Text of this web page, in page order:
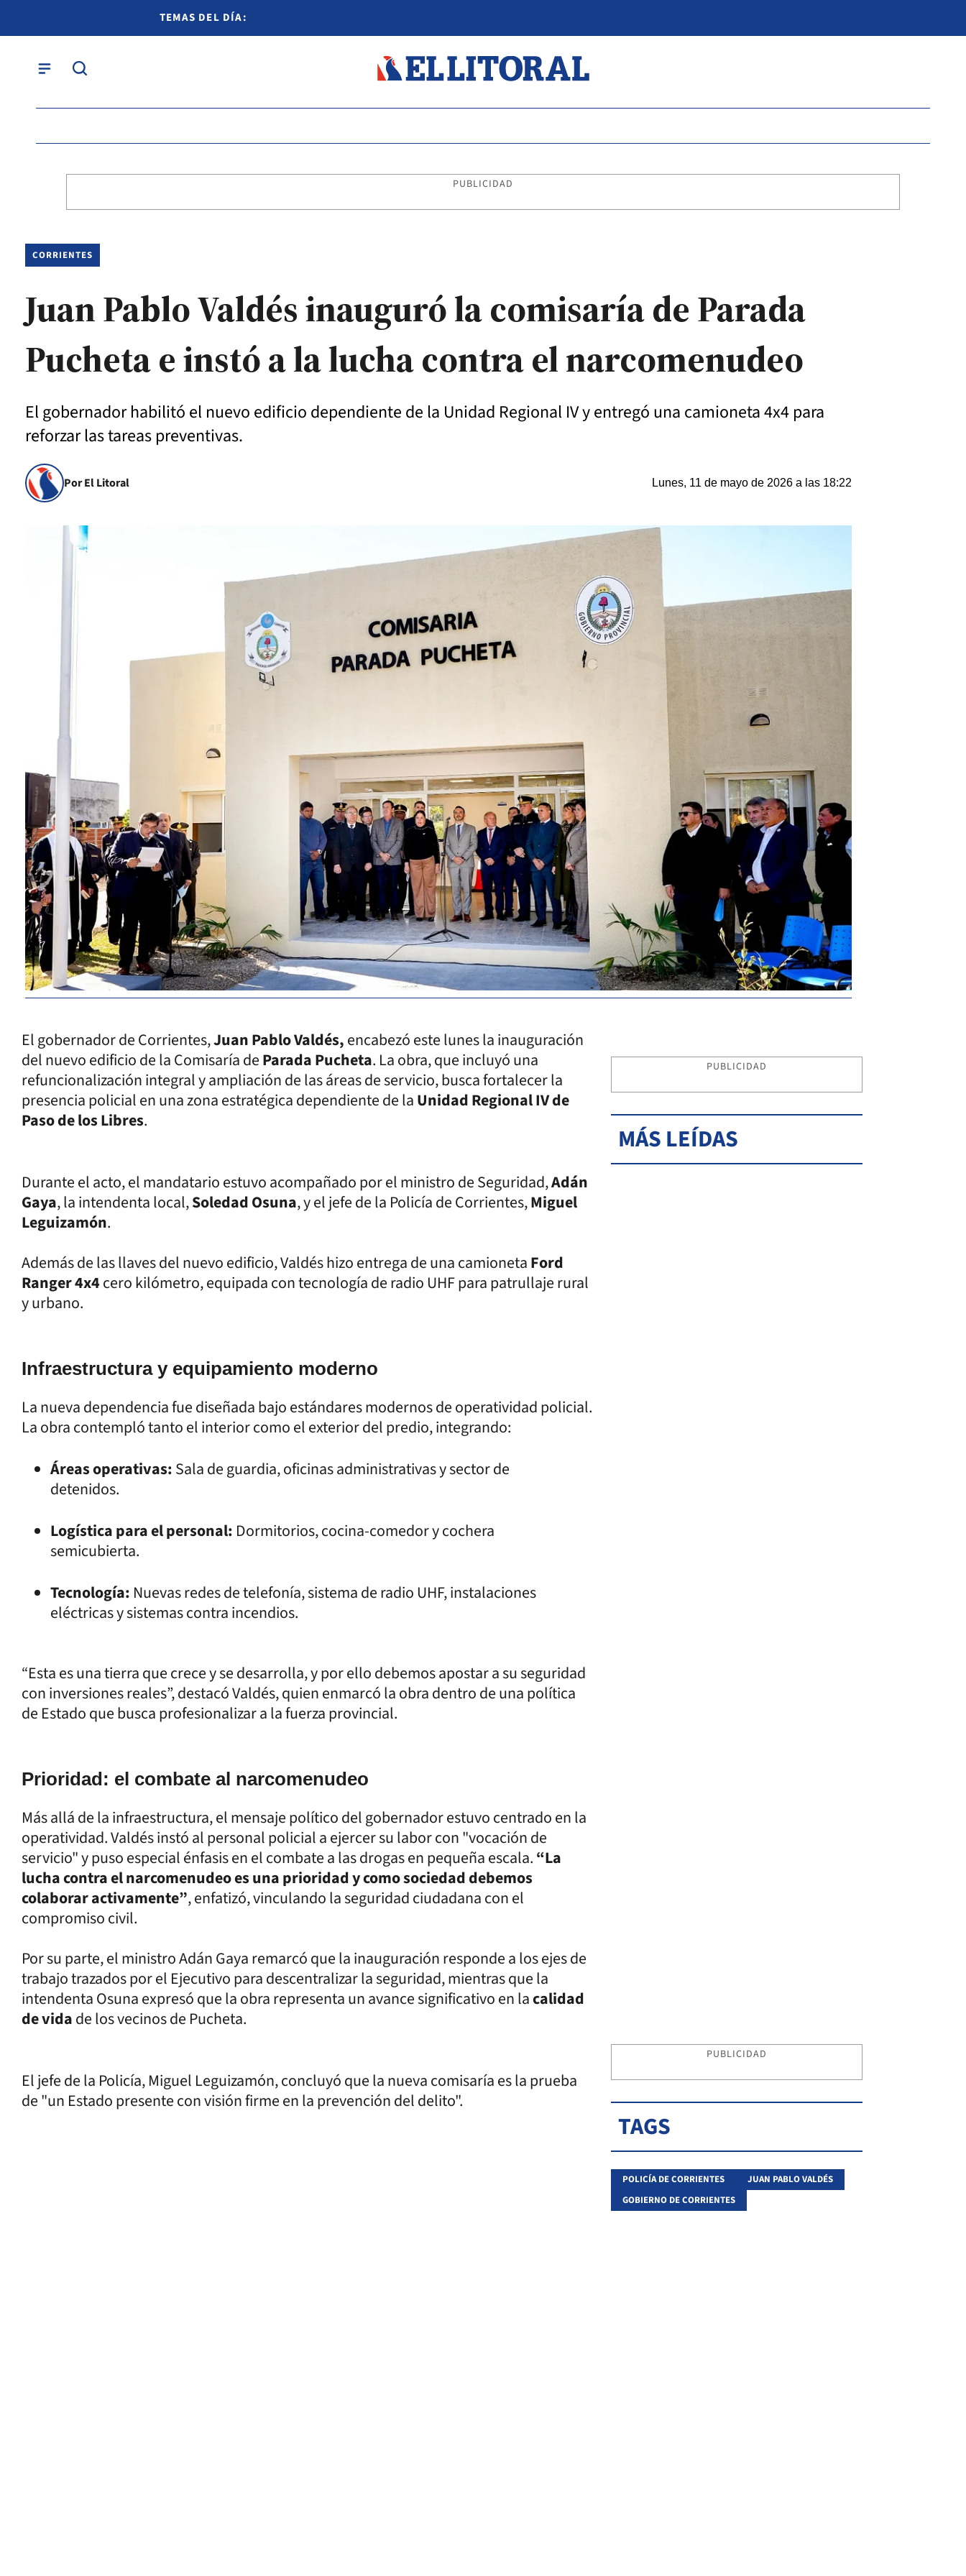
TEMAS DEL DÍA:
PUBLICIDAD
CORRIENTES
Juan Pablo Valdés inauguró la comisaría de Parada
Pucheta e instó a la lucha contra el narcomenudeo
El gobernador habilitó el nuevo edificio dependiente de la Unidad Regional IV y entregó una camioneta 4x4 para
reforzar las tareas preventivas.
Por El Litoral Lunes, 11 de mayo de 2026 a las 18:22
El gobernador de Corrientes,Juan Pablo Valdés,encabezó este lunes la inauguración
del nuevo edificio de la Comisaría deParada Pucheta. La obra, que incluyó una
refuncionalización integral y ampliación de las áreas de servicio, busca fortalecer la
presencia policial en una zona estratégica dependiente de laUnidad Regional IV de
Paso de los Libres.
Durante el acto, el mandatario estuvo acompañado por el ministro de Seguridad,Adán
Gaya, la intendenta local,Soledad Osuna, y el jefe de la Policía de Corrientes,Miguel
Leguizamón.
Además de las llaves del nuevo edificio, Valdés hizo entrega de una camionetaFord
Ranger 4x4cero kilómetro, equipada con tecnología de radio UHF para patrullaje rural
y urbano.
Infraestructura y equipamiento moderno
La nueva dependencia fue diseñada bajo estándares modernos de operatividad policial.
La obra contempló tanto el interior como el exterior del predio, integrando:
Áreas operativas:Sala de guardia, oficinas administrativas y sector de
detenidos.
Logística para el personal: Dormitorios, cocina-comedor y cochera
semicubierta.
Tecnología: Nuevas redes de telefonía, sistema de radio UHF, instalaciones
eléctricas y sistemas contra incendios.
“Esta es una tierra que crece y se desarrolla, y por ello debemos apostar a su seguridad
con inversiones reales”, destacó Valdés, quien enmarcó la obra dentro de una política
de Estado que busca profesionalizar a la fuerza provincial.
Prioridad: el combate al narcomenudeo
Más allá de la infraestructura, el mensaje político del gobernador estuvo centrado en la
operatividad. Valdés instó al personal policial a ejercer su labor con "vocación de
servicio" y puso especial énfasis en el combate a las drogas en pequeña escala.“La
lucha contra el narcomenudeo es una prioridad y como sociedad debemos
colaborar activamente”, enfatizó, vinculando la seguridad ciudadana con el
compromiso civil.
Por su parte, el ministro Adán Gaya remarcó que la inauguración responde a los ejes de
trabajo trazados por el Ejecutivo para descentralizar la seguridad, mientras que la
intendenta Osuna expresó que la obra representa un avance significativo en lacalidad
de vidade los vecinos de Pucheta.
El jefe de la Policía, Miguel Leguizamón, concluyó que la nueva comisaría es la prueba
de "un Estado presente con visión firme en la prevención del delito".
PUBLICIDAD
MÁS LEÍDAS
PUBLICIDAD
TAGS
POLICÍA DE CORRIENTES
JUAN PABLO VALDÉS
GOBIERNO DE CORRIENTES